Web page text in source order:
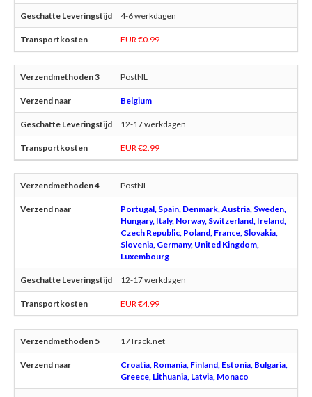
4-6 werkdagen
EUR €0.99
PostNL
Belgium
12-17 werkdagen
EUR €2.99
PostNL
Portugal, Spain, Denmark, Austria, Sweden,
Hungary, Italy, Norway, Switzerland, Ireland,
Czech Republic, Poland, France, Slovakia,
Slovenia, Germany, United Kingdom,
Luxembourg
12-17 werkdagen
EUR €4.99
17Track.net
Croatia, Romania, Finland, Estonia, Bulgaria,
Greece, Lithuania, Latvia, Monaco